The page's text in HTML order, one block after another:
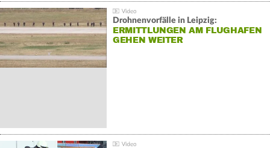
Drohnenvorfälle in Leipzig:
ERMITTLUNGEN AM FLUGHAFEN
GEHEN WEITER